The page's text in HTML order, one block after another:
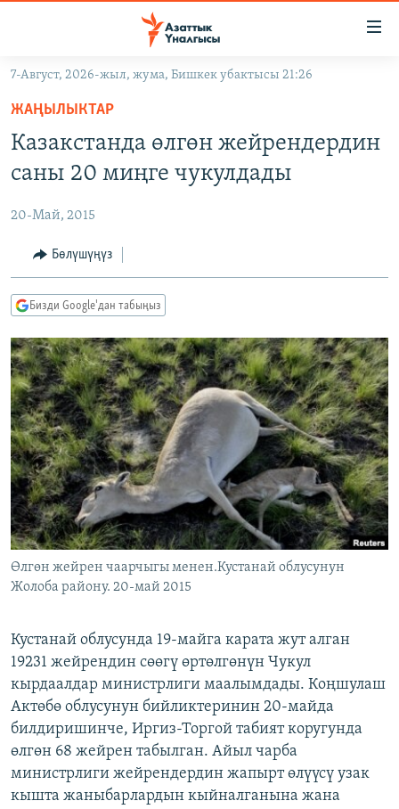
Навигацияга
өтүңүз
Издөөгө
салыңыз
ЭКОНОМИКА
МАДАНИЯТ
БОРБОР АЗИЯ
АТАЙЫН ИЛИКТӨӨ
ТВ ПРОГРАММАЛАР
ЭКСПЕРТТЕР ТАЛДАЙТ
БИЗ ЖАНА ДҮЙНӨ
ДАНИСТЕ
ЭЖЕ-СИҢДИЛЕР
АЗАТТЫК+
ЫҢГАЙСЫЗ СУРООЛОР
ӨЗГӨЧӨ ПИКИР
Русский
ОНЛАЙН ШЕРИНЕ
ЭЕ/АРнун бардык сайттары
7-Август, 2026-жыл, жума, Бишкек убактысы 21:26
ЖАҢЫЛЫКТАР
Казакстанда өлгөн жейрендердин
саны 20 миңге чукулдады
20-Май, 2015
Бөлүшүңүз
Бизди Google'дан табыңыз
Өлгөн жейрен чаарчыгы менен.Кустанай облусунун
Жолоба району. 20-май 2015
Кустанай облусунда 19-майга карата жут алган
19231 жейрендин сөөгү өртөлгөнүн Чукул
кырдаалдар министрлиги маалымдады. Коңшулаш
Актөбө облусунун бийликтеринин 20-майда
билдиришинче, Иргиз-Торгой табият коругунда
өлгөн 68 жейрен табылган. Айыл чарба
министрлиги жейрендердин жапырт өлүүсү узак
кышта жаныбарлардын кыйналганына жана